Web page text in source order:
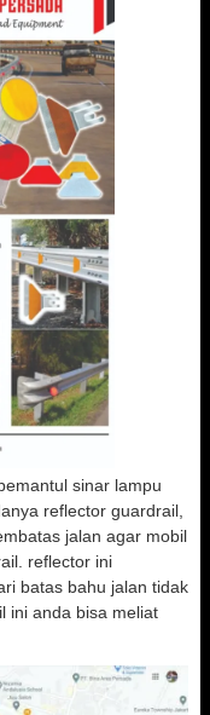
sinar lampu
reflector guardrail,
jalan agar mobil
reflector ini
batas bahu jalan tidak
ini anda bisa meliat